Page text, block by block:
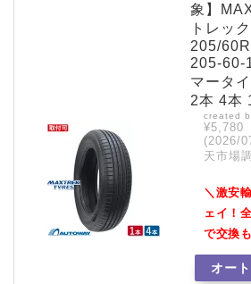
象】
トレッ
205/
205-60-
マータ
2本 4本
created
¥5,780
(2026/
天市場
＼激安
ェイ！
で交換
オー